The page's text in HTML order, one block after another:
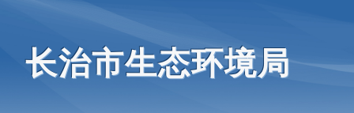
长治市生态环境局